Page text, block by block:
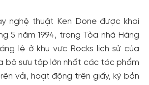
nghệ thuật Ken Done được khai
5 năm 1994, trong Tòa nhà Hàng
lệ ở khu vực Rocks lịch sử của
bộ sưu tập lớn nhất các tác phẩm
vải, hoạt động trên giấy, ký bản